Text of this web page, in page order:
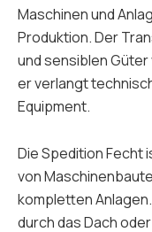
Maschinen und
Produktion. Der
und sensiblen Güter
er verlangt
Equipment.
Die Spedition Fecht
von
kompletten
durch das Dach oder